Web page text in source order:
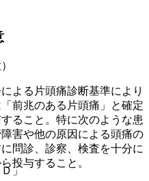
よる片頭痛診断基準により
前兆のある片頭痛」と確定
ること。特に次のような患
害や他の原因による頭痛の
問診、診察、検査を十分に
投与すること。
」